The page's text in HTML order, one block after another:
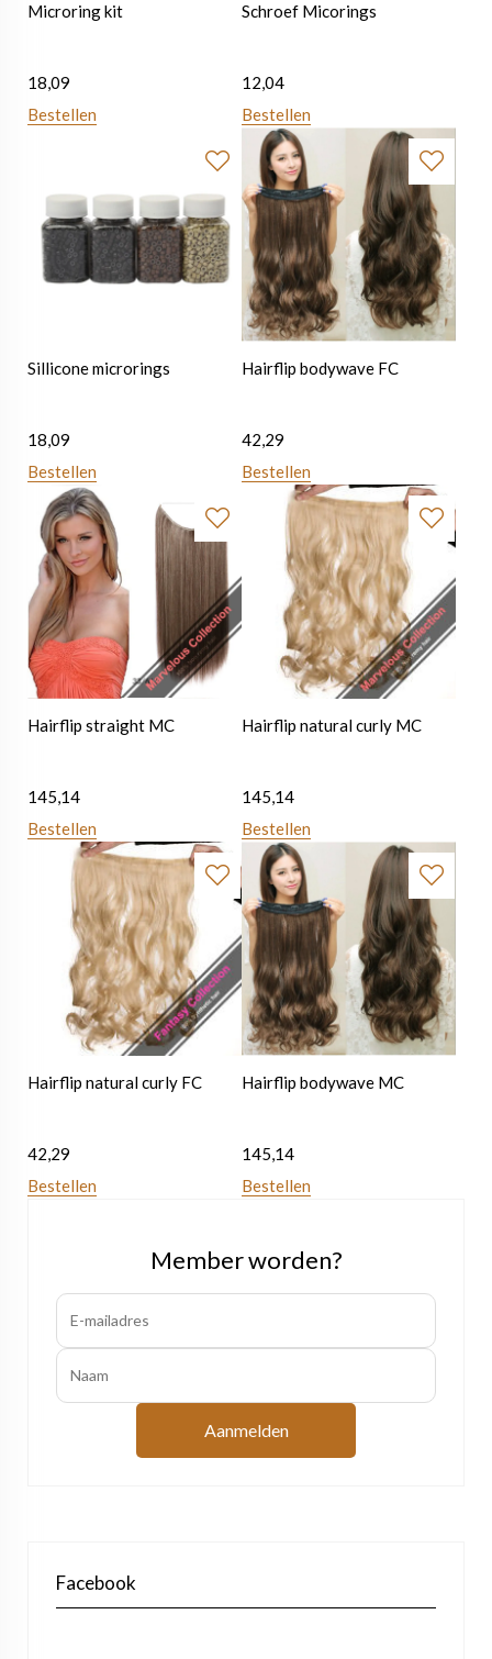
Microring kit
18,09
Bestellen
Schroef Micorings
12,04
Bestellen
Sillicone microrings
18,09
Bestellen
Hairflip bodywave FC
42,29
Bestellen
Hairflip straight MC
145,14
Bestellen
Hairflip natural curly MC
145,14
Bestellen
Hairflip natural curly FC
42,29
Bestellen
Hairflip bodywave MC
145,14
Bestellen
Member worden?
Aanmelden
Facebook